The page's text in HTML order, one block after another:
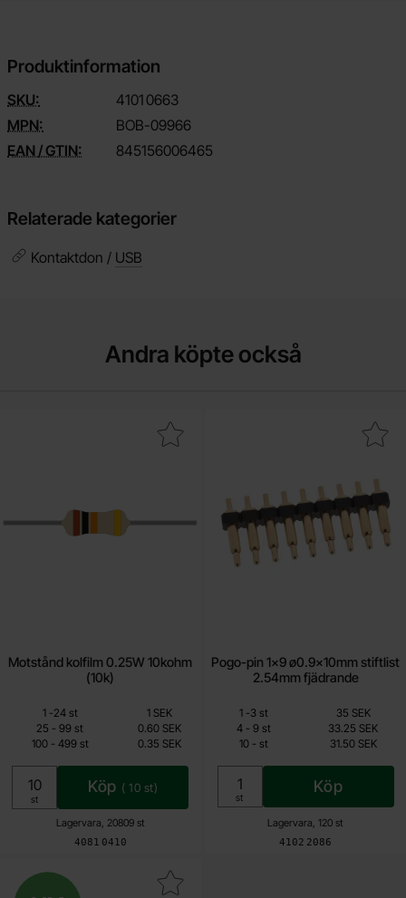
Produktinformation
SKU: 4101 0663
MPN:
BOB-09966
EAN / GTIN:
845156006465
Relaterade kategorier
Kontaktdon / USB
Andra köpte också
Motstånd kolfilm 0.25W 10kohm
(10k)
Art. nr
4081 0410
Lagervara, 20809 st
0.15 SEK
Inklusive 25% moms
Enhet:
st
Köp ( 10 st)
motstånd kolfilm 0.25W 10kohm (10k) som favorit
Mängdrabatt
Pris /st
1 -till
24 st
1 SEK
25 - till
99 st
0.60 SEK
100 -till499 st 0.35 SEK
Pogo-pin 1x9 ø0.9x10mm stiftlist
2.54mm fjädrande
Art. nr
4102 2086
Lagervara, 120 st
31.50 SEK
Inklusive 25% moms
Enhet:
st
Köp
Makera pogo-pin 1x9 ø0.9x10mm
Mängdrabatt
Pris /st
1 -till
3 st
35 SEK
4 - till
9 st
33.25 SEK
10 - till
st 31.50 SEK
Ny anslutningskort USB-C hona 6-pin 3A som favorit